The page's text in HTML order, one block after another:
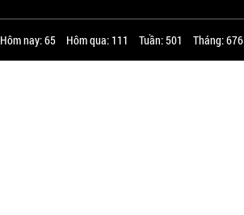
Hôm nay: 65 Hôm qua: 111 Tuần: 501 Tháng: 676